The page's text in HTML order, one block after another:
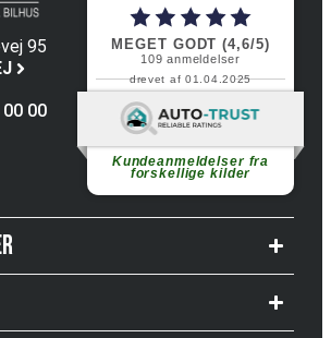
95
00
MEGET GODT (4,6/5)
109anmeldelser
drevet af 01.04.2025
Kundeanmeldelser fra
forskellige kilder
Fortsæt med at læse